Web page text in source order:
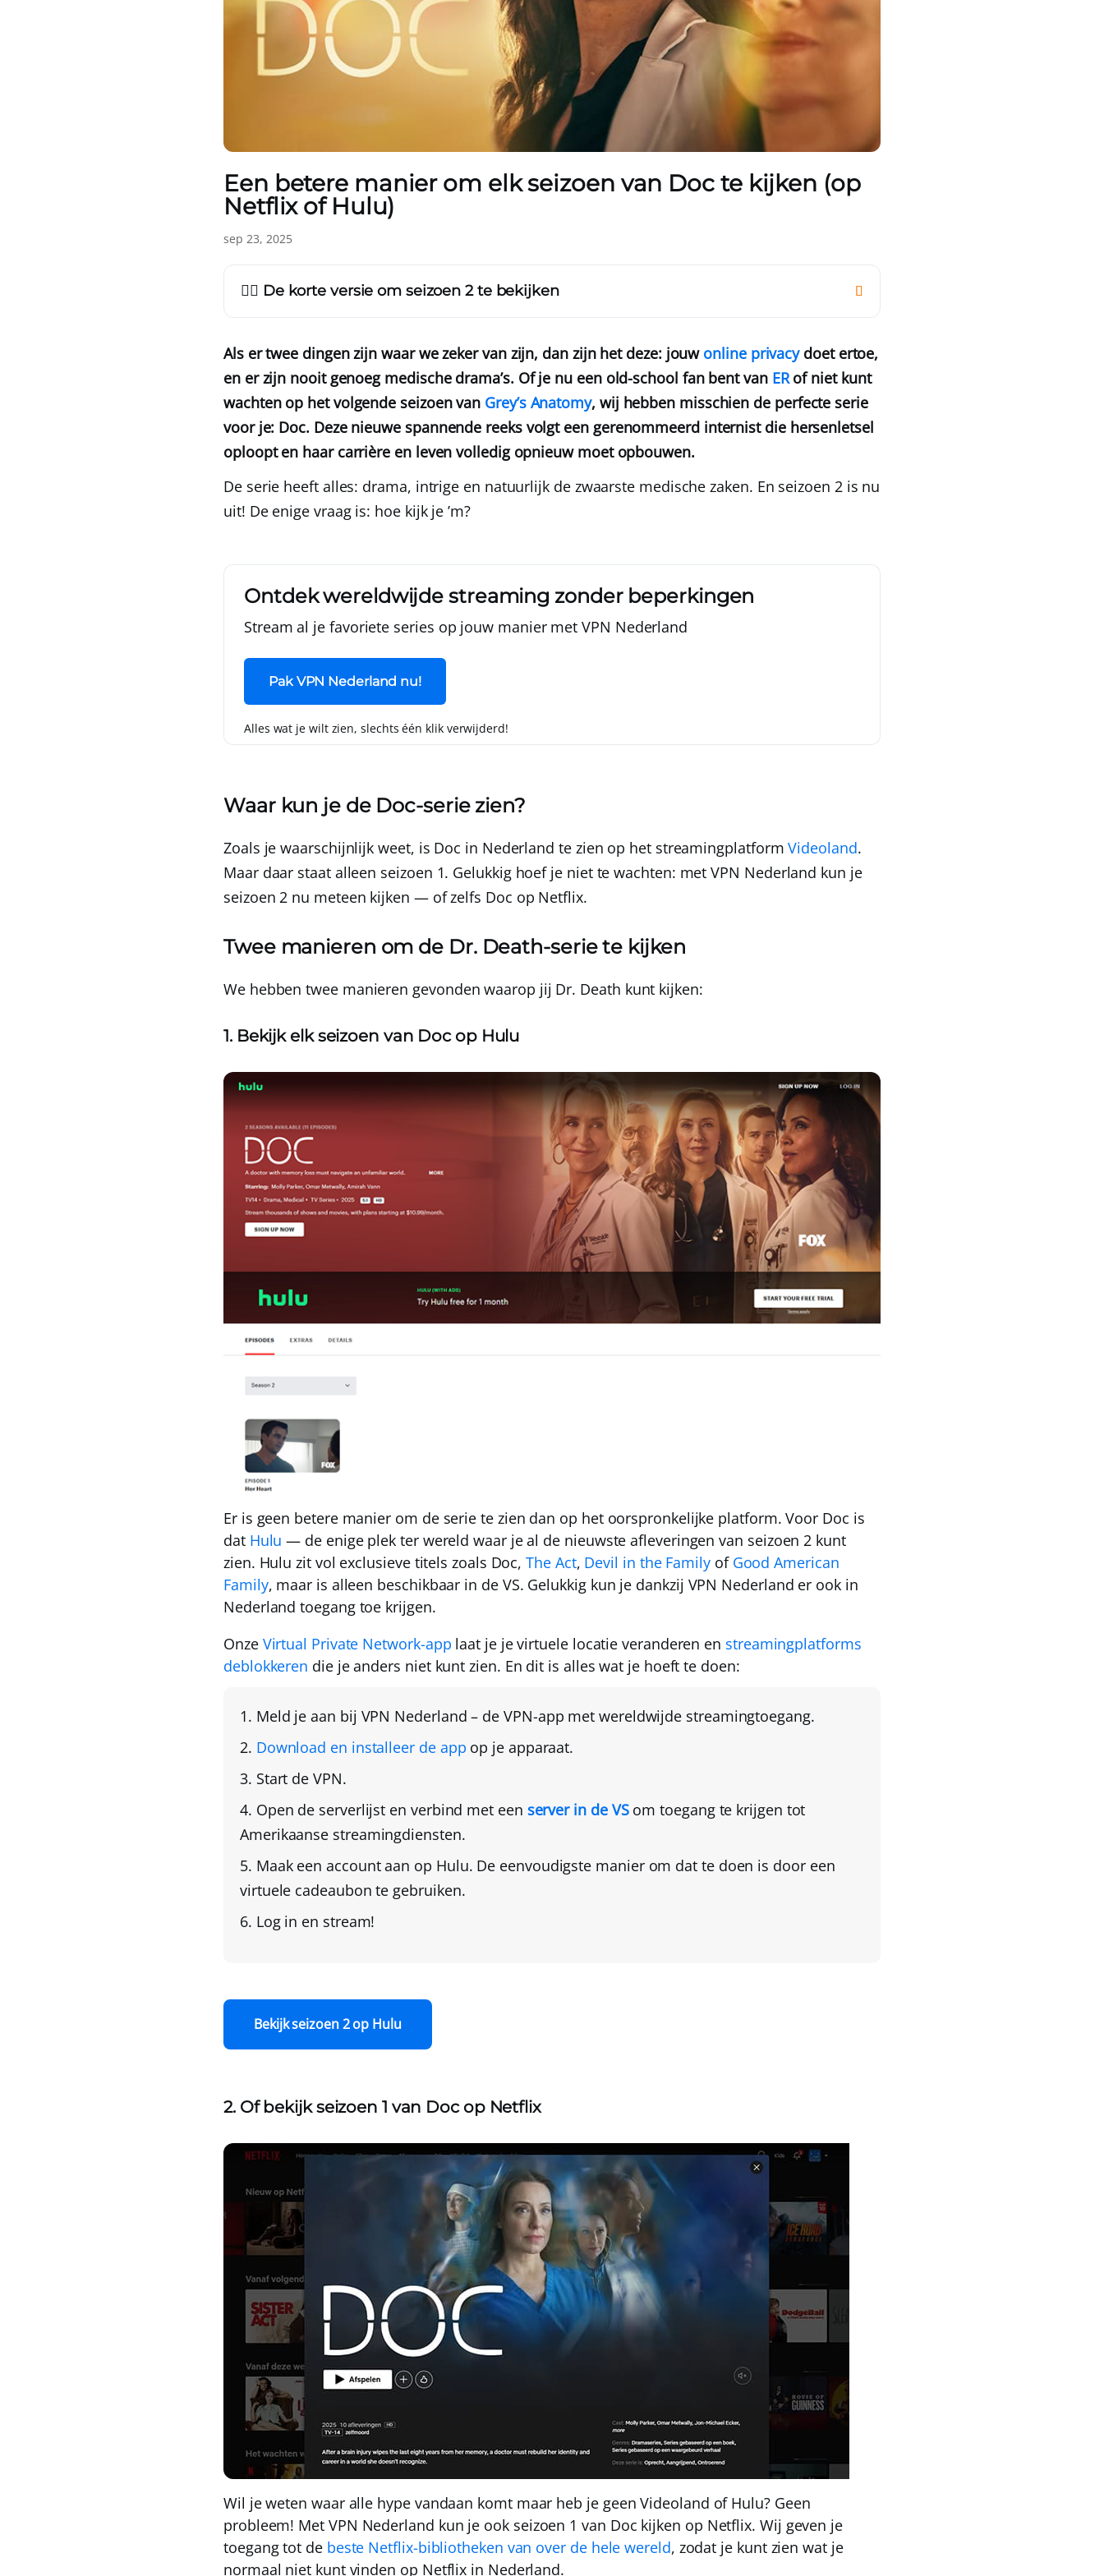
Een betere manier om elk seizoen van Doc te kijken (op
Netflix of Hulu)
sep 23, 2025
👩‍⚕️ De korte versie om seizoen 2 te bekijken
Als er twee dingen zijn waar we zeker van zijn, dan zijn het deze: jouw online privacydoet ertoe,
en er zijn nooit genoeg medische drama’s. Of je nu een old-school fan bent van ERof niet kunt
wachten op het volgende seizoen van Grey’s Anatomy, wij hebben misschien de perfecte serie
voor je: Doc. Deze nieuwe spannende reeks volgt een gerenommeerd internist die hersenletsel
oploopt en haar carrière en leven volledig opnieuw moet opbouwen.
De serie heeft alles: drama, intrige en natuurlijk de zwaarste medische zaken. En seizoen 2 is nu
uit! De enige vraag is: hoe kijk je ’m?
Ontdek wereldwijde streaming zonder beperkingen
Stream al je favoriete series op jouw manier metVPN Nederland
Pak VPN Nederland nu!
Alles wat je wilt zien, slechts één klik verwijderd!
Waar kun je de Doc-serie zien?
Zoals je waarschijnlijk weet, is Doc in Nederland te zien op het streamingplatformVideoland.
Maar daar staat alleen seizoen 1. Gelukkig hoef je niet te wachten: metVPN Nederland kun je
seizoen 2 nu meteen kijken — of zelfs Doc op Netflix.
Twee manieren om de Dr. Death-serie te kijken
We hebben twee manieren gevonden waarop jij Dr. Death kunt kijken:
1. Bekijk elk seizoen van Doc op Hulu
Er is geen betere manier om de serie te zien dan op het oorspronkelijke platform. Voor Doc is
dat Hulu — de enige plek ter wereld waar je al de nieuwste afleveringen van seizoen 2 kunt
zien. Hulu zit vol exclusieve titels zoals Doc,The Act, Devil in the Familyof Good American
Family, maar is alleen beschikbaar in de VS. Gelukkig kun je dankzij VPN Nederland er ook in
Nederland toegang toe krijgen.
Onze Virtual Private Network-app laat je je virtuele locatie veranderen en streamingplatforms
deblokkeren die je anders niet kunt zien. En dit is alles wat je hoeft te doen:
Meld je aan bij VPN Nederland – de VPN-app met wereldwijde streamingtoegang.
Download en installeer de app op je apparaat.
Start de VPN.
Open de serverlijst en verbind met een server in de VSom toegang te krijgen tot
Amerikaanse streamingdiensten.
Maak een account aan op Hulu. De eenvoudigste manier om dat te doen is door een
virtuele cadeaubon te gebruiken.
Log in en stream!
Bekijk seizoen 2 op Hulu
2. Of bekijk seizoen 1 van Doc op Netflix
Wil je weten waar alle hype vandaan komt maar heb je geen Videoland of Hulu? Geen
probleem! Met VPN Nederland kun je ook seizoen 1 van Doc kijken op Netflix. Wij geven je
toegang tot de beste Netflix-bibliotheken van over de hele wereld, zodat je kunt zien wat je
normaal niet kunt vinden op Netflix in Nederland.